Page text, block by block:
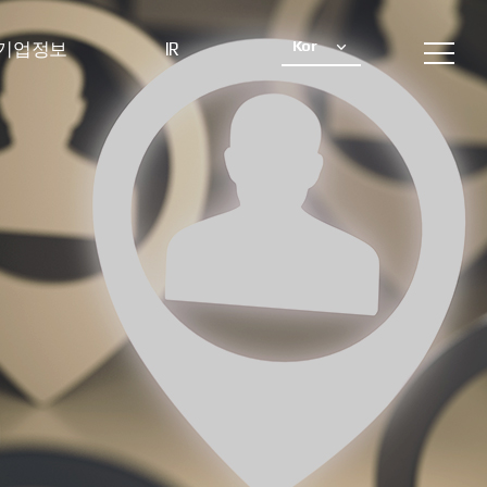
Kor
업정보 IR